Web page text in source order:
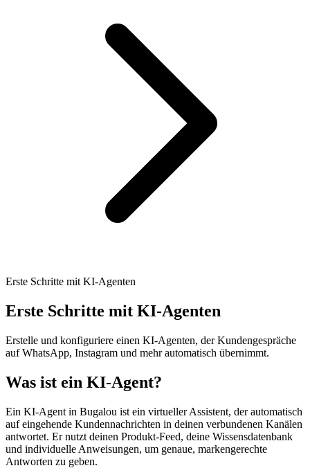
Erste Schritte mit KI-Agenten
Erste Schritte mit KI-Agenten
Erstelle und konfiguriere einen KI-Agenten, der Kundengespräche
auf WhatsApp, Instagram und mehr automatisch übernimmt.
Was ist ein KI-Agent?
Ein KI-Agent in Bugalou ist ein virtueller Assistent, der automatisch
auf eingehende Kundennachrichten in deinen verbundenen Kanälen
antwortet. Er nutzt deinen Produkt-Feed, deine Wissensdatenbank
und individuelle Anweisungen, um genaue, markengerechte
Antworten zu geben.